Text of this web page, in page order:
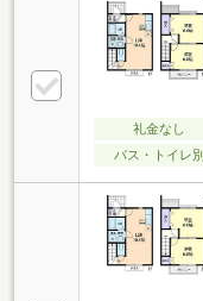
礼金なし
バス・トイレ別